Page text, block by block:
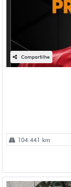
Compartilhe
104.441 km